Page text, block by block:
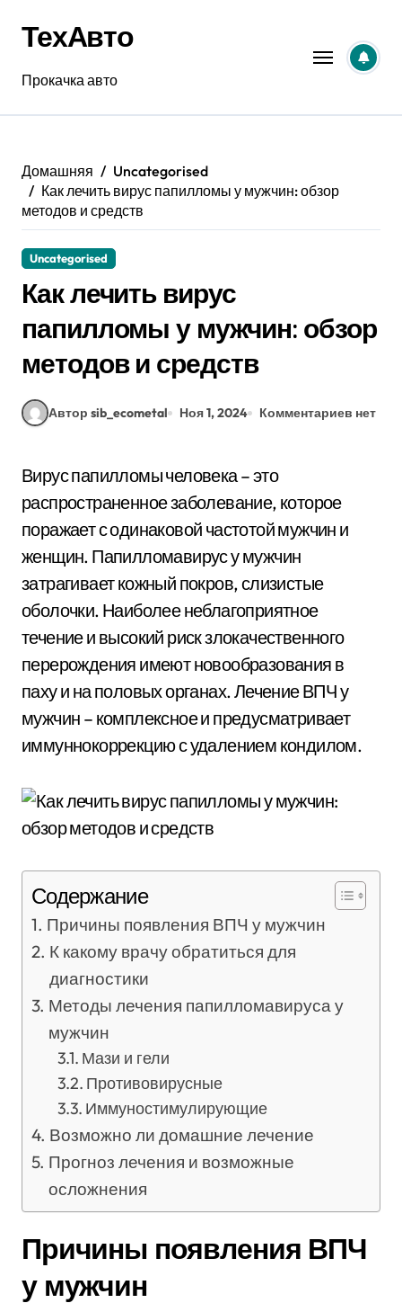
содержанию
ТехАвто
Прокачка авто
Домашняя
Uncategorised
Как лечить вирус папилломы у мужчин: обзор
методов и средств
Uncategorised
Как лечить вирус
папилломы у мужчин: обзор
методов и средств
Автор sib_ecometal Ноя 1, 2024 Комментариев нет
Вирус папилломы человека – это
распространенное заболевание, которое
поражает с одинаковой частотой мужчин и
женщин. Папилломавирус у мужчин
затрагивает кожный покров, слизистые
оболочки. Наиболее неблагоприятное
течение и высокий риск злокачественного
перерождения имеют новообразования в
паху и на половых органах. Лечение ВПЧ у
мужчин – комплексное и предусматривает
иммуннокоррекцию с удалением кондилом.
Содержание
Причины появления ВПЧ у мужчин
К какому врачу обратиться для
диагностики
Методы лечения папилломавируса у
мужчин
Мази и гели
Противовирусные
Иммуностимулирующие
Возможно ли домашние лечение
Прогноз лечения и возможные
осложнения
Причины появления ВПЧ
у мужчин